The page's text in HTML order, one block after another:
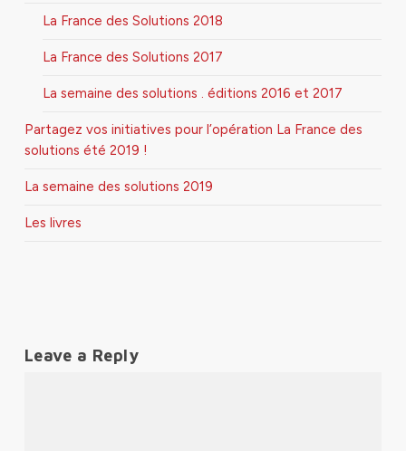
La France des Solutions 2018
La France des Solutions 2017
La semaine des solutions . éditions 2016 et 2017
Partagez vos initiatives pour l’opération La France des
solutions été 2019 !
La semaine des solutions 2019
Les livres
Leave a Reply